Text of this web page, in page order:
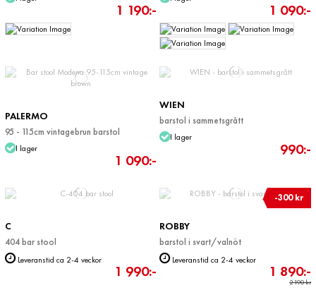
1 190:- 1 090:-
PALERMO
95 - 115cm vintagebrun barstol
I lager
1 090:-
WIEN
barstol i sammetsgrått
I lager
990:-
C
404 bar stool
Leveranstid ca 2-4 veckor
1 990:-
-300 kr
ROBBY
barstol i svart/valnöt
Leveranstid ca 2-4 veckor
1 890:-
2 190 kr